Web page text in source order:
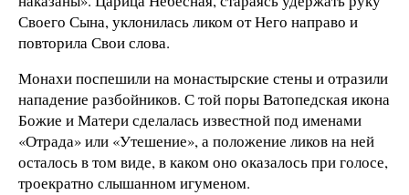
Своего Сына, уклонилась ликом от Него направо и
повторила Свои слова.
Монахи поспешили на монастырские стены и отразили
нападение разбойников. С той поры Ватопедская икона
Божие и Матери сделалась известной под именами
«Отрада» или «Утешение», а положение ликов на ней
осталось в том виде, в каком оно оказалось при голосе,
троекратно слышанном игуменом.